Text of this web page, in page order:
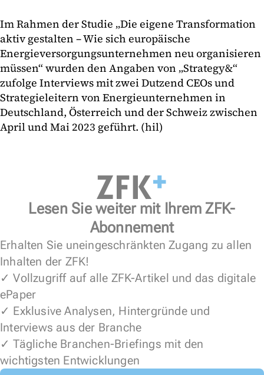
Im Rahmen der Studie „Die eigene Transformation
aktiv gestalten – Wie sich europäische
Energieversorgungsunternehmen neu organisieren
müssen“ wurden den Angaben von „Strategy&“
zufolge Interviews mit zwei Dutzend CEOs und
Strategieleitern von Energieunternehmen in
Deutschland, Österreich und der Schweiz zwischen
April und Mai 2023 geführt. (hil)
Lesen Sie weiter mit Ihrem ZFK-
Abonnement
Erhalten Sie uneingeschränkten Zugang zu allen
Inhalten der ZFK!
✓ Vollzugriff auf alle ZFK-Artikel und das digitale
ePaper
✓ Exklusive Analysen, Hintergründe und
Interviews aus der Branche
✓ Tägliche Branchen-Briefings mit den
wichtigsten Entwicklungen